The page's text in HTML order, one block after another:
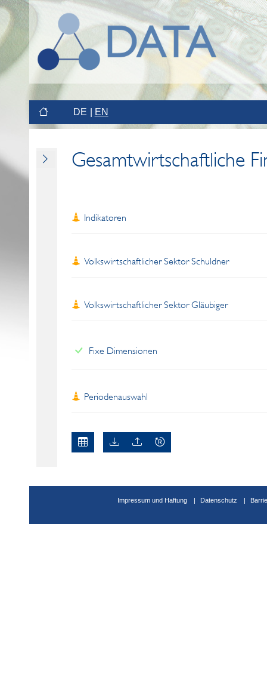
DE EN
Gesamtwirtschaftliche
Indikatoren
Volkswirtschaftlicher Sektor Schuldner
Volkswirtschaftlicher Sektor Gläubiger
Fixe Dimensionen
Periodenauswahl
Impressum und Haftung Datenschutz